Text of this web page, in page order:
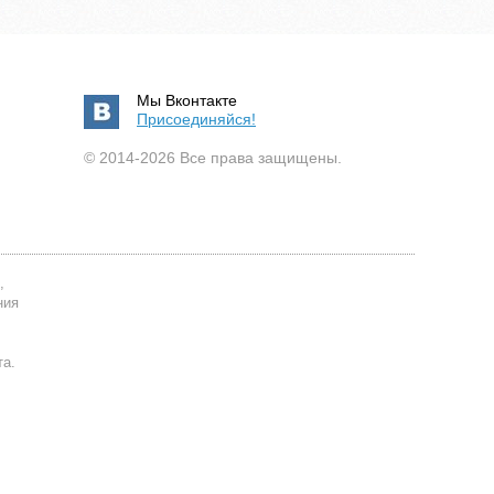
Мы Вконтакте
Присоединяйся!
© 2014-2026 Все права защищены.